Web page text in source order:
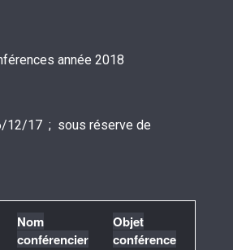
année 2018
12/17 ; sous réserve de
Nom
conférencier
Objet
conférence